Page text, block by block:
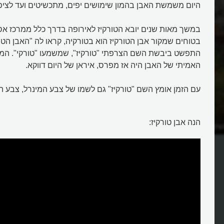
ודלתות בכחול
היום משמשת האבן בהמון שימושים יפים, מתכשיטים ועד
במשך מאות שנים יובא הטורקיז לאירופה בדרך כלל ממרכז
בטוחים שמקור אבן הטורקיז הוא בטורקיה, קראו לה "האבן
התפשט ביבשת השם הצרפתי "טורקיז", שמשמעו "טורקי".
האמיתי של האבן היה אז מפרס, איראן של היום דווקא.
עם הזמן אומץ השם "טורקיז" גם לשמו של צבע המינרל, צבע
הנה אבן טורקיז: